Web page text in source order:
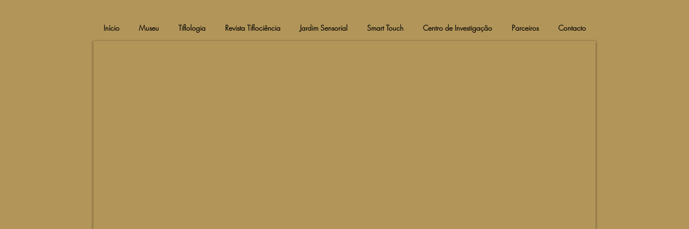
Início Museu Tiflologia Revista Tiflociência Jardim Sensorial Smart Touch Centro de Investigação Parceiros Contacto